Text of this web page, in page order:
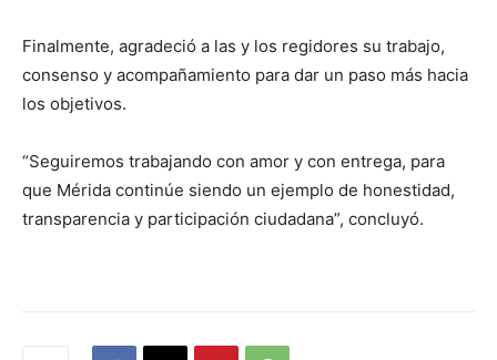
Finalmente, agradeció a las y los regidores su trabajo,
consenso y acompañamiento para dar un paso más hacia
los objetivos.
“Seguiremos trabajando con amor y con entrega, para
que Mérida continúe siendo un ejemplo de honestidad,
transparencia y participación ciudadana”, concluyó.